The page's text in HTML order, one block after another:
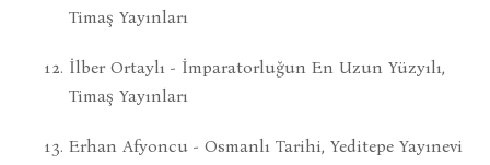
Timaş Yayınları
İlber Ortaylı - İmparatorluğun En Uzun Yüzyılı,
Timaş Yayınları
Erhan Afyoncu - Osmanlı Tarihi, Yeditepe Yayınevi